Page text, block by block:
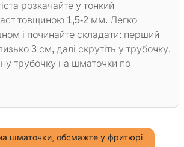
розкачайте у тонкий
товщиною 1,5-2 мм. Легко
і починайте складати: перший
3 см, далі скрутіть у трубочку.
трубочку на шматочки по
шматочки, обсмажте у фритюрі.